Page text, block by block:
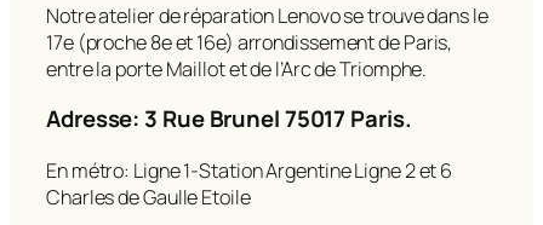
Notre atelier de réparation Lenovo se trouve dans le
17e (proche 8e et 16e) arrondissement de Paris,
entre la porte Maillot et de l’Arc de Triomphe.
Adresse: 3 Rue Brunel 75017 Paris.
En métro: Ligne 1-Station Argentine Ligne 2 et 6
Charles de Gaulle Etoile